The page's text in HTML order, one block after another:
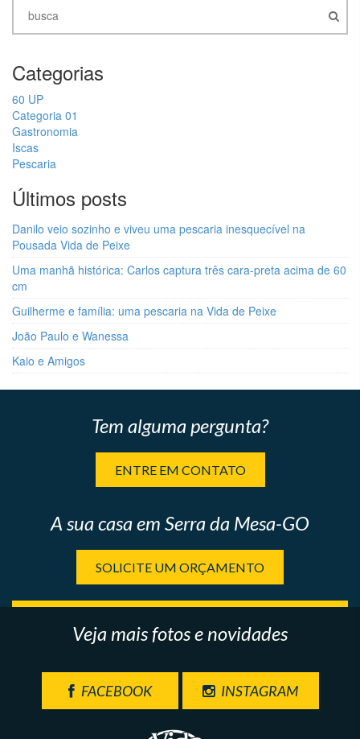
Categorias
60 UP
Categoria 01
Gastronomia
Iscas
Pescaria
Últimos posts
Danilo veio sozinho e viveu uma pescaria inesquecível na
Pousada Vida de Peixe
Uma manhã histórica: Carlos captura três cara-preta acima de 60
cm
Guilherme e família: uma pescaria na Vida de Peixe
João Paulo e Wanessa
Kaio e Amigos
Tem alguma pergunta?
ENTRE EM CONTATO
A sua casa em Serra da Mesa-GO
SOLICITE UM ORÇAMENTO
Veja mais fotos e novidades
FACEBOOK INSTAGRAM